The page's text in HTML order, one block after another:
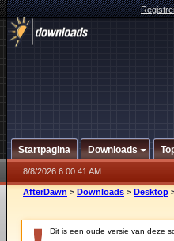
Startpagina Downloads
8/8/2026 6:00:41 AM
AfterDawn > Downloads > Desktop
Dit is een oude versie van deze